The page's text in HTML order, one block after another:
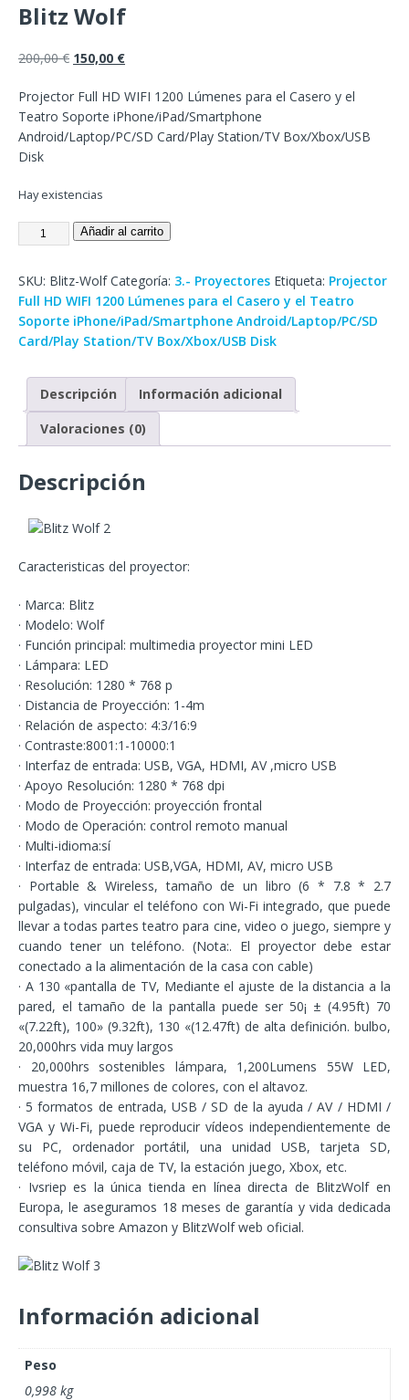
Blitz Wolf
200,00€ 150,00 €
Projector Full HD WIFI 1200 Lúmenes para el Casero y el
Teatro Soporte iPhone/iPad/Smartphone
Android/Laptop/PC/SD Card/Play Station/TV Box/Xbox/USB
Disk
Hay existencias
Añadir al carrito
SKU: Blitz-Wolf Categoría: 3.- Proyectores Etiqueta: Projector
Full HD WIFI 1200 Lúmenes para el Casero y el Teatro
Soporte iPhone/iPad/Smartphone Android/Laptop/PC/SD
Card/Play Station/TV Box/Xbox/USB Disk
Descripción
Información adicional
Valoraciones (0)
Descripción
Caracteristicas del proyector:
· Marca: Blitz
· Modelo: Wolf
· Función principal: multimedia proyector mini LED
· Lámpara: LED
· Resolución: 1280 * 768 p
· Distancia de Proyección: 1-4m
· Relación de aspecto: 4:3/16:9
· Contraste:8001:1-10000:1
· Interfaz de entrada: USB, VGA, HDMI, AV ,micro USB
· Apoyo Resolución: 1280 * 768 dpi
· Modo de Proyección: proyección frontal
· Modo de Operación: control remoto manual
· Multi-idioma:sí
· Interfaz de entrada: USB,VGA, HDMI, AV, micro USB
· Portable & Wireless, tamaño de un libro (6 * 7.8 * 2.7
pulgadas), vincular el teléfono con Wi-Fi integrado, que puede
llevar a todas partes teatro para cine, video o juego, siempre y
cuando tener un teléfono. (Nota:. El proyector debe estar
conectado a la alimentación de la casa con cable)
· A 130 «pantalla de TV, Mediante el ajuste de la distancia a la
pared, el tamaño de la pantalla puede ser 50¡ ± (4.95ft) 70
«(7.22ft), 100» (9.32ft), 130 «(12.47ft) de alta definición. bulbo,
20,000hrs vida muy largos
· 20,000hrs sostenibles lámpara, 1,200Lumens 55W LED,
muestra 16,7 millones de colores, con el altavoz.
· 5 formatos de entrada, USB / SD de la ayuda / AV / HDMI /
VGA y Wi-Fi, puede reproducir vídeos independientemente de
su PC, ordenador portátil, una unidad USB, tarjeta SD,
teléfono móvil, caja de TV, la estación juego, Xbox, etc.
· Ivsriep es la única tienda en línea directa de BlitzWolf en
Europa, le aseguramos 18 meses de garantía y vida dedicada
consultiva sobre Amazon y BlitzWolf web oficial.
Información adicional
Peso
0,998 kg